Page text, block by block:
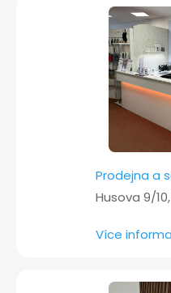
Prodejna a
Husova 9/
Více